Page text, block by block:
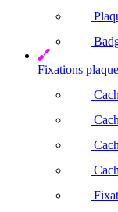
Fixations